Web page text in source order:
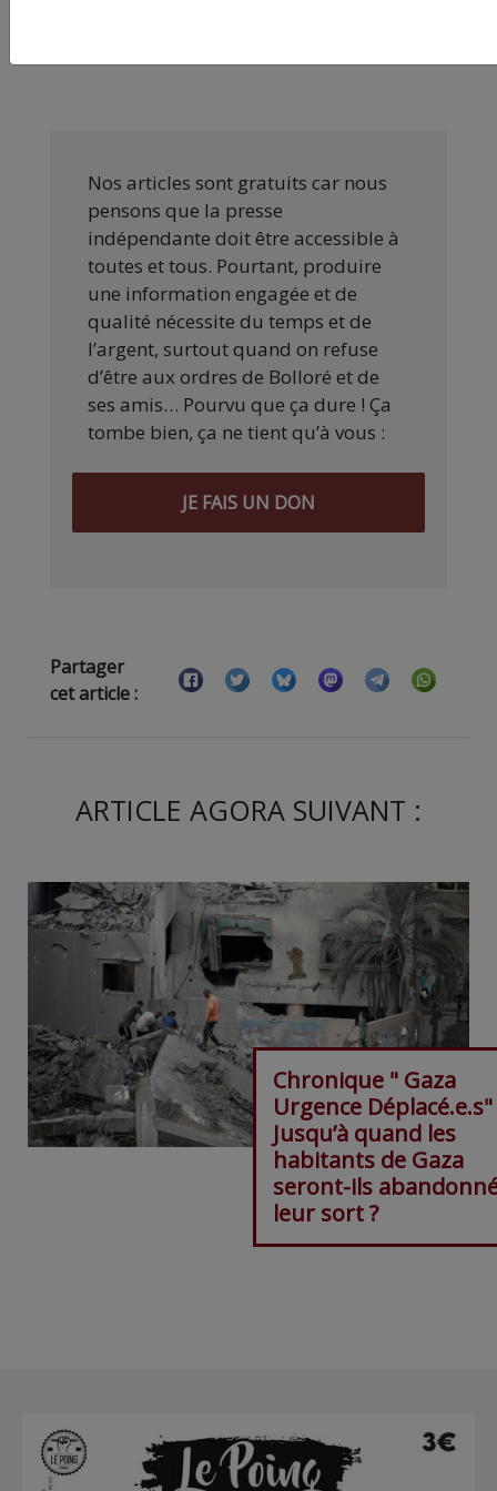
Nos articles sont gratuits car nous
pensons que la presse
indépendante doit être accessible à
toutes et tous. Pourtant, produire
une information engagée et de
qualité nécessite du temps et de
l’argent, surtout quand on refuse
d’être aux ordres de Bolloré et de
ses amis… Pourvu que ça dure ! Ça
tombe bien, ça ne tient qu’à vous :
JE FAIS UN DON
Partager
cet article :
ARTICLE AGORA SUIVANT :
Chronique " Gaza
Urgence
Jusqu’à quand les
habitants de Gaza
seront-ils
leur sort ?